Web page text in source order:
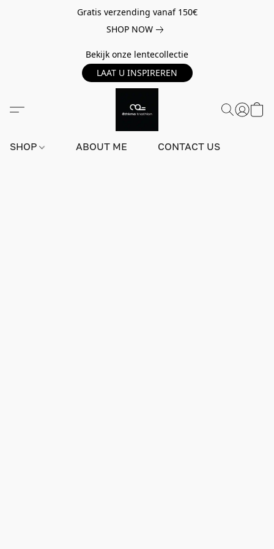
Gratis verzending vanaf 150€
SHOP NOW
Bekijk onze lentecollectie
LAAT U INSPIREREN
SHOP ABOUT ME CONTACT US